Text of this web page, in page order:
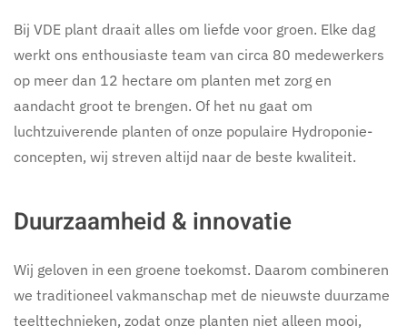
Bij VDE plant draait alles om liefde voor groen. Elke dag
werkt ons enthousiaste team van circa 80 medewerkers
op meer dan 12 hectare om planten met zorg en
aandacht groot te brengen. Of het nu gaat om
luchtzuiverende planten of onze populaire Hydroponie-
concepten, wij streven altijd naar de beste kwaliteit.
Duurzaamheid & innovatie
Wij geloven in een groene toekomst. Daarom combineren
we traditioneel vakmanschap met de nieuwste duurzame
teelttechnieken, zodat onze planten niet alleen mooi,